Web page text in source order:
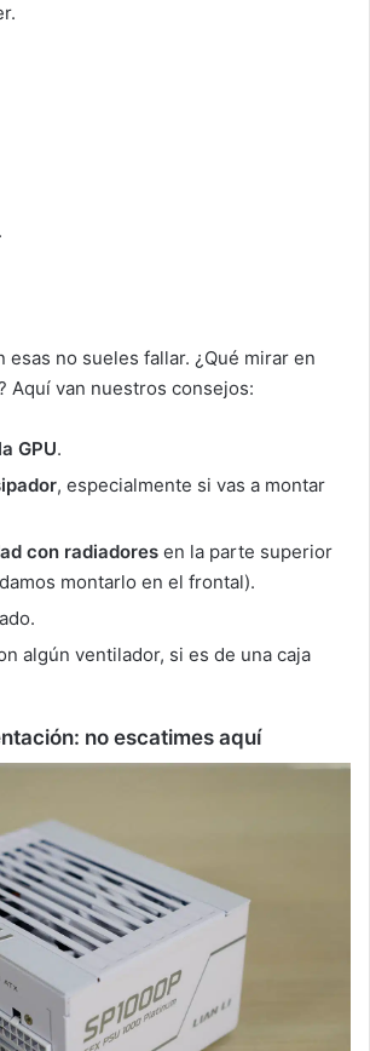
esas no sueles fallar. ¿Qué mirar en
Aquí van nuestros consejos:
GPU.
, especialmente si vas a montar
con radiadores en la parte superior
montarlo en el frontal).
algún ventilador, si es de una caja
no escatimes aquí